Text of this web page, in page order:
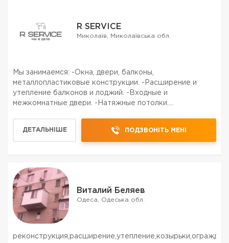
R SERVICE
Миколаїв, Миколаївська обл.
Мы занимаемся: -Окна, двери, балконы,
металлопластиковые конструкции. -Расширение и
утепление балконов и лоджий. -Входные и
межкомнатные двери. -Натяжные потолки.
-Подоконники, отливы, козырьки. Опыт работы б...
ДЕТАЛЬНІШЕ ПОДЗВОНІТЬ МЕНІ
Виталий Беляев
Одеса, Одеська обл.